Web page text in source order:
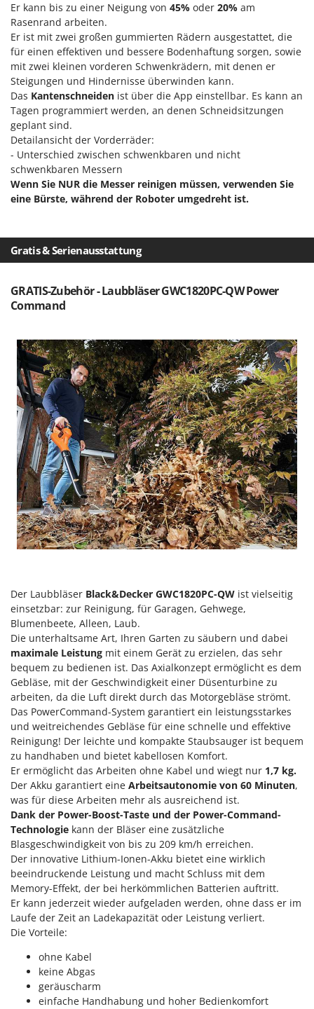
Er kann bis zu einer Neigung von 45% oder 20% am
Rasenrand arbeiten.
Er ist mit zwei großen gummierten Rädern ausgestattet, die
für einen effektiven und bessere Bodenhaftung sorgen, sowie
mit zwei kleinen vorderen Schwenkrädern, mit denen er
Steigungen und Hindernisse überwinden kann.
Das Kantenschneiden ist über die App einstellbar. Es kann an
Tagen programmiert werden, an denen Schneidsitzungen
geplant sind.
Detailansicht der Vorderräder:
- Unterschied zwischen schwenkbaren und nicht
schwenkbaren Messern
Wenn Sie NUR die Messer reinigen müssen, verwenden Sie
eine Bürste, während der Roboter umgedreht ist.
Gratis & Serienausstattung
GRATIS-Zubehör - Laubbläser GWC1820PC-QW Power
Command
Der Laubbläser Black&Decker GWC1820PC-QW ist vielseitig
einsetzbar: zur Reinigung, für Garagen, Gehwege,
Blumenbeete, Alleen, Laub.
Die unterhaltsame Art, Ihren Garten zu säubern und dabei
maximale Leistung mit einem Gerät zu erzielen, das sehr
bequem zu bedienen ist. Das Axialkonzept ermöglicht es dem
Gebläse, mit der Geschwindigkeit einer Düsenturbine zu
arbeiten, da die Luft direkt durch das Motorgebläse strömt.
Das PowerCommand-System garantiert ein leistungsstarkes
und weitreichendes Gebläse für eine schnelle und effektive
Reinigung! Der leichte und kompakte Staubsauger ist bequem
zu handhaben und bietet kabellosen Komfort.
Er ermöglicht das Arbeiten ohne Kabel und wiegt nur 1,7 kg.
Der Akku garantiert eine Arbeitsautonomie von 60 Minuten,
was für diese Arbeiten mehr als ausreichend ist.
Dank der Power-Boost-Taste und der Power-Command-
Technologie kann der Bläser eine zusätzliche
Blasgeschwindigkeit von bis zu 209 km/h erreichen.
Der innovative Lithium-Ionen-Akku bietet eine wirklich
beeindruckende Leistung und macht Schluss mit dem
Memory-Effekt, der bei herkömmlichen Batterien auftritt.
Er kann jederzeit wieder aufgeladen werden, ohne dass er im
Laufe der Zeit an Ladekapazität oder Leistung verliert.
Die Vorteile:
ohne Kabel
keine Abgas
geräuscharm
einfache Handhabung und hoher Bedienkomfort